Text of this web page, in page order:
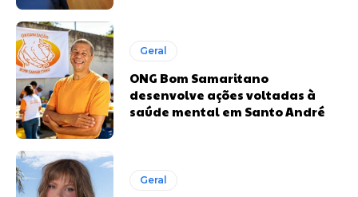
Geral
ONG Bom Samaritano
desenvolve ações voltadas à
saúde mental em Santo André
Geral